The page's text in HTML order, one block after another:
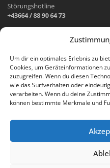
Um dir ein optimales Erlebnis zu
Cookies, um Geräteinformationen
zuzugreifen. Wenn du diesen
wie das Surfverhalten oder
verarbeiten. Wenn du deine
können bestimmte Merkmale und
Störungshotline
+43664 / 88 90 64 73
Wr. Neustädter Straße 1
2733 Grünbach am Schneeberg
Öffnungszeiten Gemeindeamt:
Montag: 8.00 – 12.00 Uhr und
Freitag: 8.00 – 12.00 Uhr
Email: